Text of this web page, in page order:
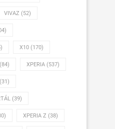
VIVAZ (52)
X10 (170)
(84) XPERIA (537)
(31)
(39)
XPERIA Z (38)